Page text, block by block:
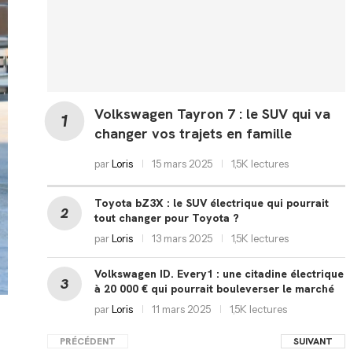
Volkswagen Tayron 7 : le SUV qui va
changer vos trajets en famille
parLoris 15 mars 2025 1,5K lectures
Toyota bZ3X : le SUV électrique qui pourrait
tout changer pour Toyota ?
parLoris 13 mars 2025 1,5K lectures
Volkswagen ID. Every1 : une citadine électrique
à 20 000 € qui pourrait bouleverser le marché
parLoris 11 mars 2025 1,5K lectures
PRÉCÉDENT SUIVANT